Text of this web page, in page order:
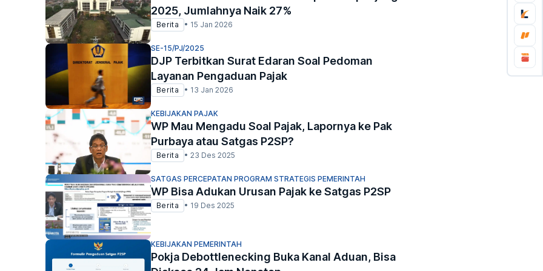
2025, Jumlahnya Naik 27%
Berita • 15 Jan 2026
SE-15/PJ/2025
DJP Terbitkan Surat Edaran Soal Pedoman
Layanan Pengaduan Pajak
Berita • 13 Jan 2026
KEBIJAKAN PAJAK
WP Mau Mengadu Soal Pajak, Lapornya ke Pak
Purbaya atau Satgas P2SP?
Berita • 23 Des 2025
SATGAS PERCEPATAN PROGRAM STRATEGIS PEMERINTAH
WP Bisa Adukan Urusan Pajak ke Satgas P2SP
Berita • 19 Des 2025
KEBIJAKAN PEMERINTAH
Pokja Debottlenecking Buka Kanal Aduan, Bisa